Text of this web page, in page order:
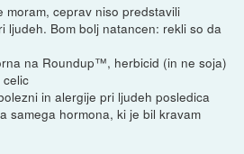
moram, ceprav niso predstavili
ljudeh. Bom bolj natancen: rekli so da
na Roundup™, herbicid (in ne soja)
in alergije pri ljudeh posledica
samega hormona, ki je bil kravam